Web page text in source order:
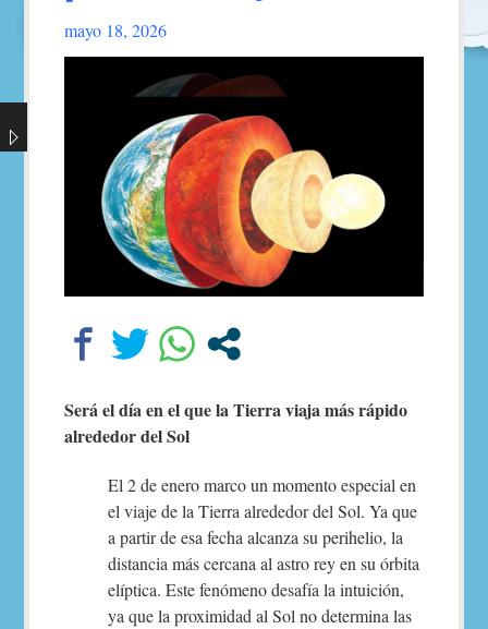
mayo 18, 2026
Follow
Será el día en el que la Tierra viaja más rápido
alrededor del Sol
El 2 de enero marco un momento especial en
el viaje de la Tierra alrededor del Sol. Ya que
a partir de esa fecha alcanza su perihelio, la
distancia más cercana al astro rey en su órbita
elíptica. Este fenómeno desafía la intuición,
ya que la proximidad al Sol no determina las